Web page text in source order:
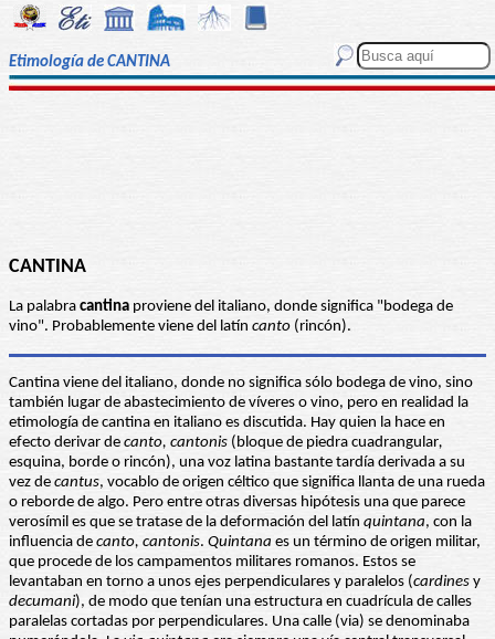
Etimología de CANTINA
CANTINA
La palabra cantina proviene del italiano, donde significa "bodega de
vino". Probablemente viene del latín canto (rincón).
Cantina viene del italiano, donde no significa sólo bodega de vino, sino
también lugar de abastecimiento de víveres o vino, pero en realidad la
etimología de cantina en italiano es discutida. Hay quien la hace en
efecto derivar de canto, cantonis (bloque de piedra cuadrangular,
esquina, borde o rincón), una voz latina bastante tardía derivada a su
vez de cantus, vocablo de origen céltico que significa llanta de una rueda
o reborde de algo. Pero entre otras diversas hipótesis una que parece
verosímil es que se tratase de la deformación del latín quintana, con la
influencia de canto, cantonis. Quintana es un término de origen militar,
que procede de los campamentos militares romanos. Estos se
levantaban en torno a unos ejes perpendiculares y paralelos (cardines y
decumani), de modo que tenían una estructura en cuadrícula de calles
paralelas cortadas por perpendiculares. Una calle (via) se denominaba